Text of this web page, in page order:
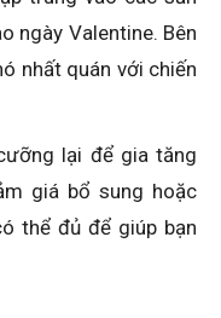
ngày Valentine. Bên
nhất quán với chiến
lại để gia tăng
giá bổ sung hoặc
thể đủ để giúp bạn